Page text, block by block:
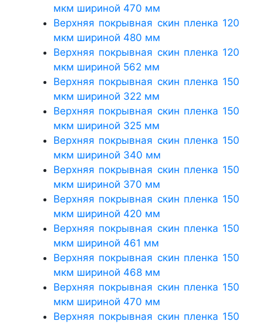
мкм шириной 470 мм
Верхняя покрывная скин пленка 120
мкм шириной 480 мм
Верхняя покрывная скин пленка 120
мкм шириной 562 мм
Верхняя покрывная скин пленка 150
мкм шириной 322 мм
Верхняя покрывная скин пленка 150
мкм шириной 325 мм
Верхняя покрывная скин пленка 150
мкм шириной 340 мм
Верхняя покрывная скин пленка 150
мкм шириной 370 мм
Верхняя покрывная скин пленка 150
мкм шириной 420 мм
Верхняя покрывная скин пленка 150
мкм шириной 461 мм
Верхняя покрывная скин пленка 150
мкм шириной 468 мм
Верхняя покрывная скин пленка 150
мкм шириной 470 мм
Верхняя покрывная скин пленка 150